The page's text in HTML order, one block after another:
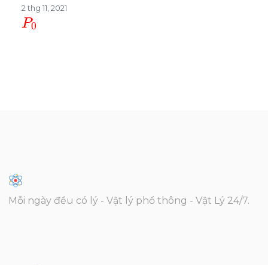
2 thg 11, 2021
P0
Mỗi ngày đều có lý - Vật lý phổ thông - Vật Lý 24/7.